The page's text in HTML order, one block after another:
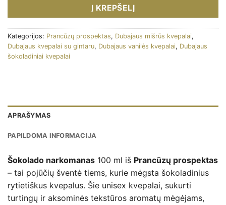
Į KREPŠELĮ
Kategorijos: Prancūzų prospektas, Dubajaus mišrūs kvepalai,
Dubajaus kvepalai su gintaru, Dubajaus vanilės kvepalai, Dubajaus
šokoladiniai kvepalai
APRAŠYMAS
PAPILDOMA INFORMACIJA
Šokolado narkomanas 100 ml iš Prancūzų prospektas
– tai pojūčių šventė tiems, kurie mėgsta šokoladinius
rytietiškus kvepalus. Šie unisex kvepalai, sukurti
turtingų ir aksominės tekstūros aromatų mėgėjams,